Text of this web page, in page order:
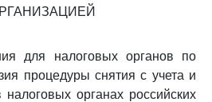
для налоговых органов по
процедуры снятия с учета и
налоговых органах российских